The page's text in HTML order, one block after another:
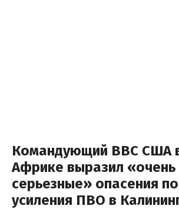
Командующий ВВС США
Африке выразил «очень
серьезные» опасения
усиления ПВО в